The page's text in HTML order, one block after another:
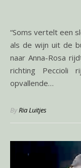
“Soms vertelt een slok meer dan duizend woorden – vooral
als de wijn uit de
naar Anna-Rosa
richting Peccioli
opvallende…
ByRia Luitjes